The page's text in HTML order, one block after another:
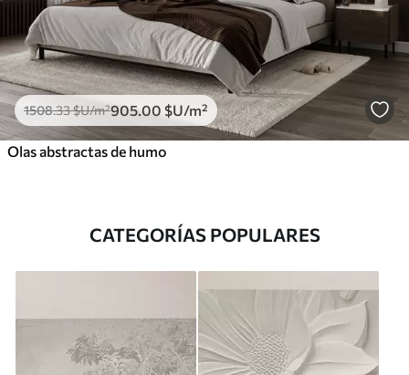
1508.33$U/m²905.00 $U/m²
Olas abstractas de humo
CATEGORÍAS POPULARES